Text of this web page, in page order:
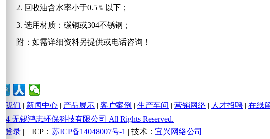
2. 回收油含水率小于0.5﹪以下；
3. 选用材质：碳钢或304不锈钢；
附：如需详细资料另提供或电话咨询！
我们 | 新闻中心 | 产品展示 | 客户案例 | 生产车间 | 营销网络 | 人才招聘 | 在线
无锡鸿志环保科技有限公司 All Rights Reserved.
登录 | | ICP： 苏ICP备14048007号-1 | 技术： 宜兴网络公司